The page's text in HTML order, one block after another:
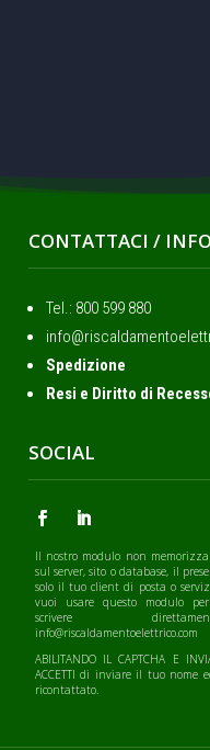
CONTATTACI / INFO
Tel.: ‭800 599 880
Spedizione
Resi e Diritto di
SOCIAL
Il nostro modulo non
sul server, sito o database, il
solo il tuo client di posta o
vuoi usare questo modulo
scrivere
info@riscaldamentoelettrico.com
ABILITANDO IL CAPTCHA E
ACCETTI di inviare il tuo nome
ricontattato.